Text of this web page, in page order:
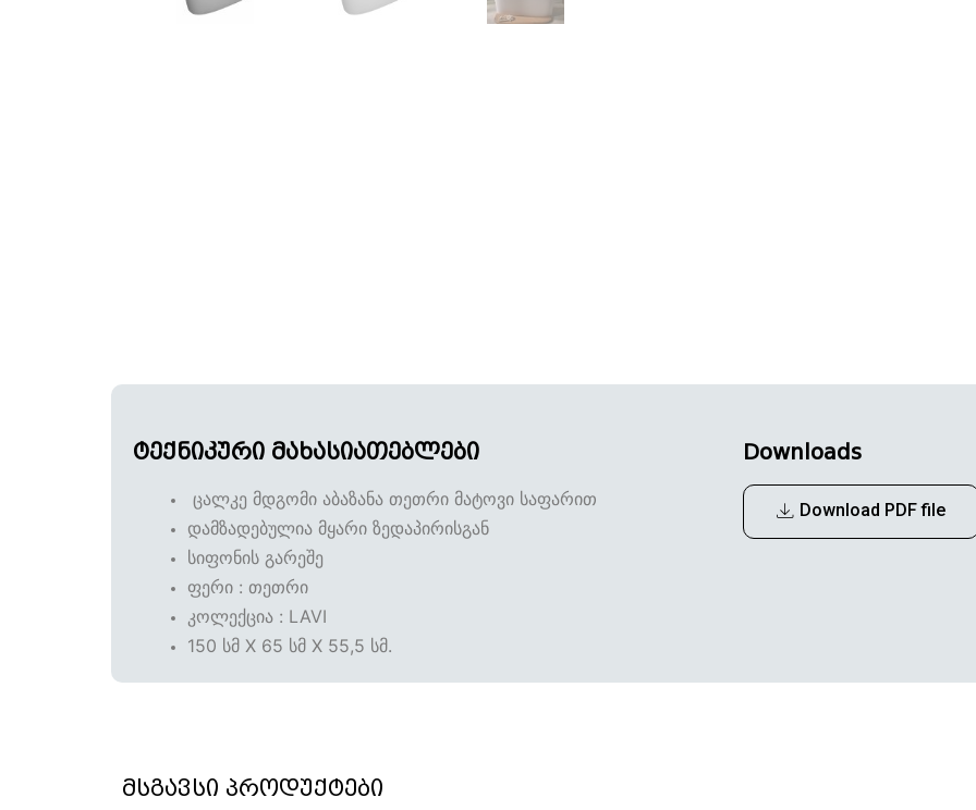
ტექნიკური მახასიათებლები
ცალკე მდგომი აბაზანა თეთრი მატოვი საფარით
დამზადებულია მყარი ზედაპირისგან
სიფონის გარეშე
ფერი : თეთრი
კოლექცია : LAVI
150 სმ X 65 სმ X 55,5 სმ.
Downloads
Download PDF file
მსგავსი პროდუქტები